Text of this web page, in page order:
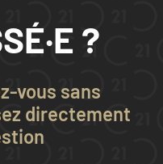
?
vous sans
directement